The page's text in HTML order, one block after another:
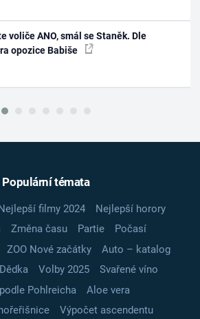
voliče ANO, smál se Staněk. Dle
opozice Babiše
Populární témata
filmy 2024
Nejlepší horory
Změna času Partie
Počasí
ZOO Nové začátky
Auto – katalog
Volby 2025
Svařené víno
Pohlreicha
Aloe vera
Výpočet ascendentu